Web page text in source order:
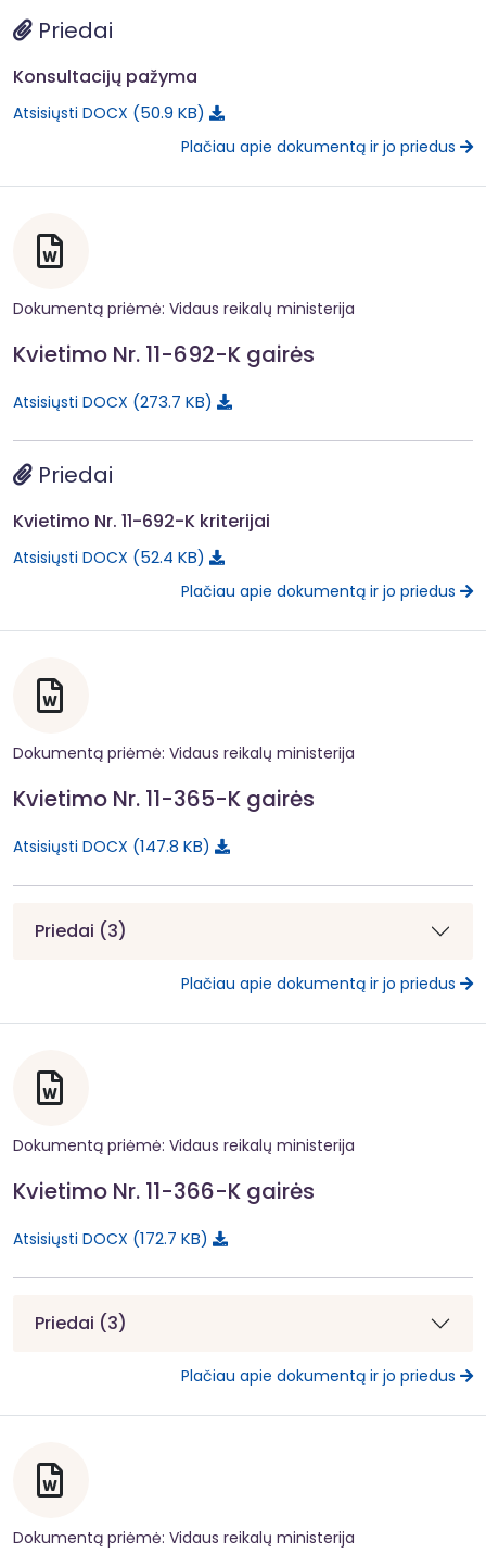
Priedai
Konsultacijų pažyma
Atsisiųsti DOCX 50.9 KB
Plačiau apie dokumentą ir jo priedus
Dokumentą priėmė: Vidaus reikalų ministerija
Kvietimo Nr. 11-692-K gairės
Atsisiųsti DOCX 273.7 KB
Priedai
Kvietimo Nr. 11-692-K kriterijai
Atsisiųsti DOCX 52.4 KB
Plačiau apie dokumentą ir jo priedus
Dokumentą priėmė: Vidaus reikalų ministerija
Kvietimo Nr. 11-365-K gairės
Atsisiųsti DOCX 147.8 KB
Priedai (3)
Plačiau apie dokumentą ir jo priedus
Dokumentą priėmė: Vidaus reikalų ministerija
Kvietimo Nr. 11-366-K gairės
Atsisiųsti DOCX 172.7 KB
Priedai (3)
Plačiau apie dokumentą ir jo priedus
Dokumentą priėmė: Vidaus reikalų ministerija